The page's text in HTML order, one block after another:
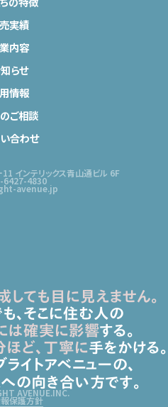
実績
内容
らせ
情報
ご相談
合わせ
インテリックス青山通ビル 6F
6427-4830
avenue.jp
AVENUE.INC.
保護方針
しても目に見えません。
、そこに住む人の
は確実に影響する。
ど、丁寧に手をかける。
イトアベニューの、
の向き合い方です。